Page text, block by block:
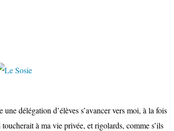
délégation d’élèves s’avancer vers moi, à la fois
à ma vie privée, et rigolards, comme s’ils